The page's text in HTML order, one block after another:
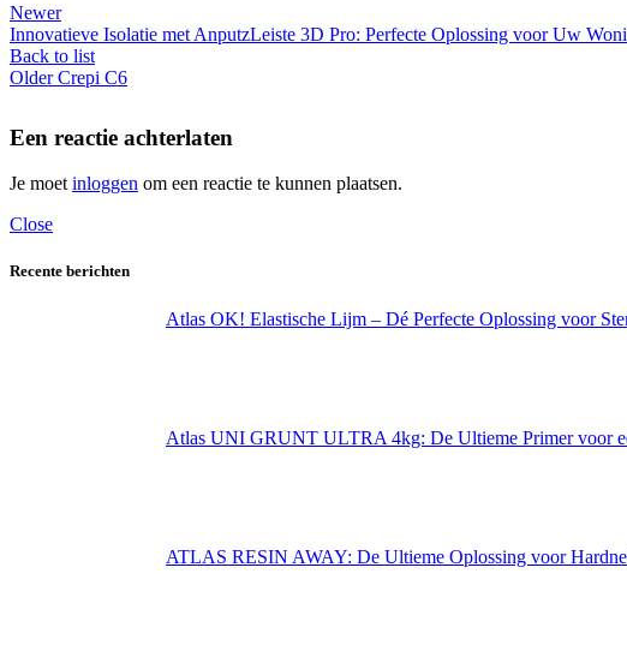
Newer
Innovatieve Isolatie met AnputzLeiste 3D Pro: Perfecte Oplossing voor Uw
Back to list
Older Crepi C6
Een reactie achterlaten
Je moet inloggen om een reactie te kunnen plaatsen.
Close
Recente berichten
Atlas OK! Elastische Lijm – Dé Perfecte Oplossing voor
Atlas UNI GRUNT ULTRA 4kg: De Ultieme Primer voor
ATLAS RESIN AWAY: De Ultieme Oplossing voor